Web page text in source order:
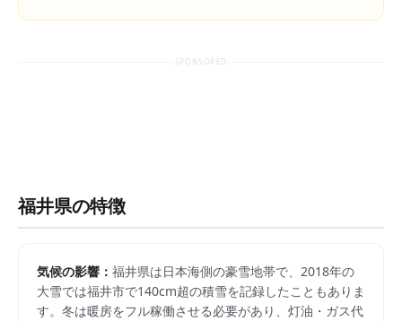
SPONSORED
福井県の特徴
気候の影響： 福井県は日本海側の豪雪地帯で、2018年の
大雪では福井市で140cm超の積雪を記録したこともありま
す。冬は暖房をフル稼働させる必要があり、灯油・ガス代